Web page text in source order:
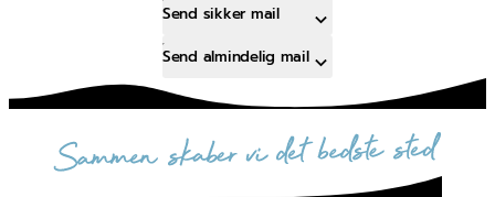
Send sikker mail
Send almindelig mail
sammen skaber vi det bedste sted